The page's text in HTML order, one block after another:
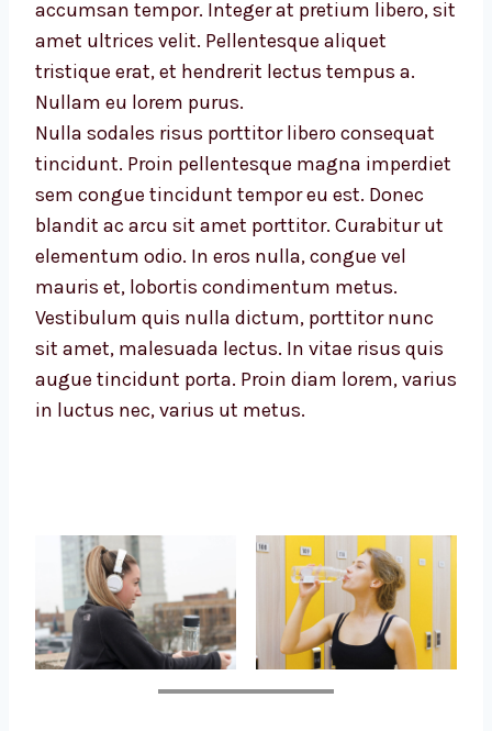
accumsan tempor. Integer at pretium libero, sit
amet ultrices velit. Pellentesque aliquet
tristique erat, et hendrerit lectus tempus a.
Nullam eu lorem purus.
Nulla sodales risus porttitor libero consequat
tincidunt. Proin pellentesque magna imperdiet
sem congue tincidunt tempor eu est. Donec
blandit ac arcu sit amet porttitor. Curabitur ut
elementum odio. In eros nulla, congue vel
mauris et, lobortis condimentum metus.
Vestibulum quis nulla dictum, porttitor nunc
sit amet, malesuada lectus. In vitae risus quis
augue tincidunt porta. Proin diam lorem, varius
in luctus nec, varius ut metus.